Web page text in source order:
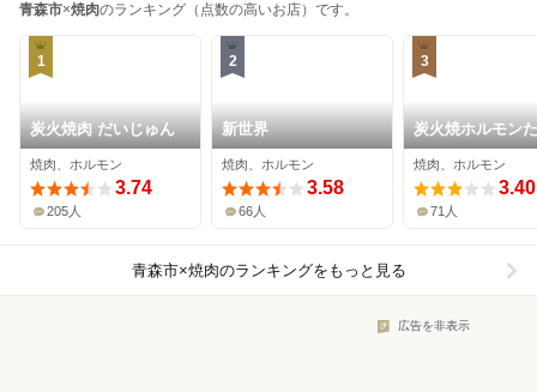
青森市×焼肉のランキング（点数の高いお店）です。
1
炭火焼肉 だいじゅん
焼肉、ホルモン
3.74
205人
2
新世界
焼肉、ホルモン
3.58
66人
3
炭火焼ホルモン
焼肉、ホルモン
3.40
71人
青森市×焼肉のランキングをもっと見る
広告を非表示